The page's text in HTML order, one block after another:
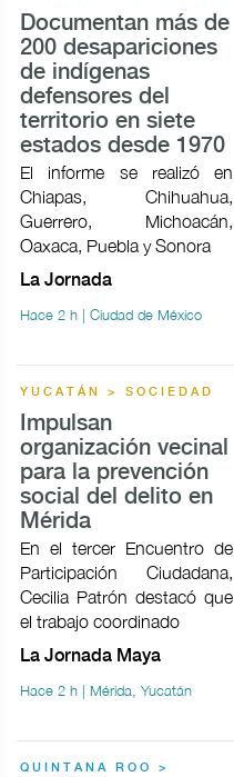
Documentan más de
200 desapariciones
de indígenas
defensores del
territorio en siete
estados desde 1970
El informe se realizó en
Chiapas, Chihuahua,
Guerrero, Michoacán,
Oaxaca, Puebla y Sonora
La Jornada
Hace 2 h | Ciudad de México
YUCATÁN > SOCIEDAD
Impulsan
organización vecinal
para la prevención
social del delito en
Mérida
En el tercer Encuentro de
Participación Ciudadana,
Cecilia Patrón destacó que
el trabajo coordinado
La Jornada Maya
Hace 2 h | Mérida, Yucatán
QUINTANA ROO >